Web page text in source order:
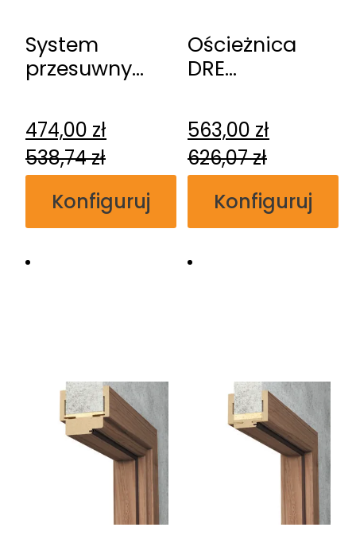
System
przesuwny
naścienny
474,00 zł
538,74zł
Konfiguruj
Ościeżnica
DRE
bezprzylgowa
563,00 zł
626,07zł
Konfiguruj